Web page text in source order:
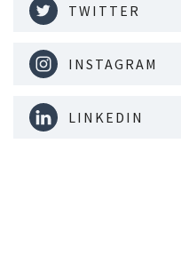
TWITTER
INSTAGRAM
LINKEDIN